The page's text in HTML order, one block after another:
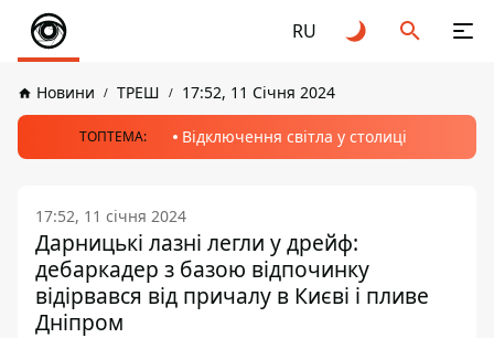
RU
Новини ТРЕШ 17:52, 11 Січня 2024
ТОПТЕМА: Відключення світла у столиці
17:52, 11 січня 2024
Дарницькі лазні легли у дрейф:
дебаркадер з базою відпочинку
відірвався від причалу в Києві і пливе
Дніпром